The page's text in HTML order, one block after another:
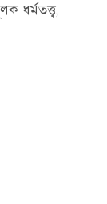
ধর্মতত্ত্ব,